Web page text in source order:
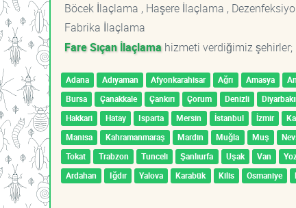
Böcek İlaçlama , Haşere İlaçlama ,
Fabrika İlaçlama
Fare Sıçan İlaçlama hizmeti verdiğimiz şehirler;
Adana Adıyaman Afyonkarahisar Ağrı Amasya
Bursa
Çanakkale Çankırı Çorum Denizli
Hakkari
Hatay Isparta Mersin İstanbul İzmir
Manisa
Kahramanmaraş Mardin Muğla Muş
Tokat
Trabzon Tunceli Şanlıurfa Uşak Van
Ardahan
Iğdır Yalova Karabük Kilis Osmaniye